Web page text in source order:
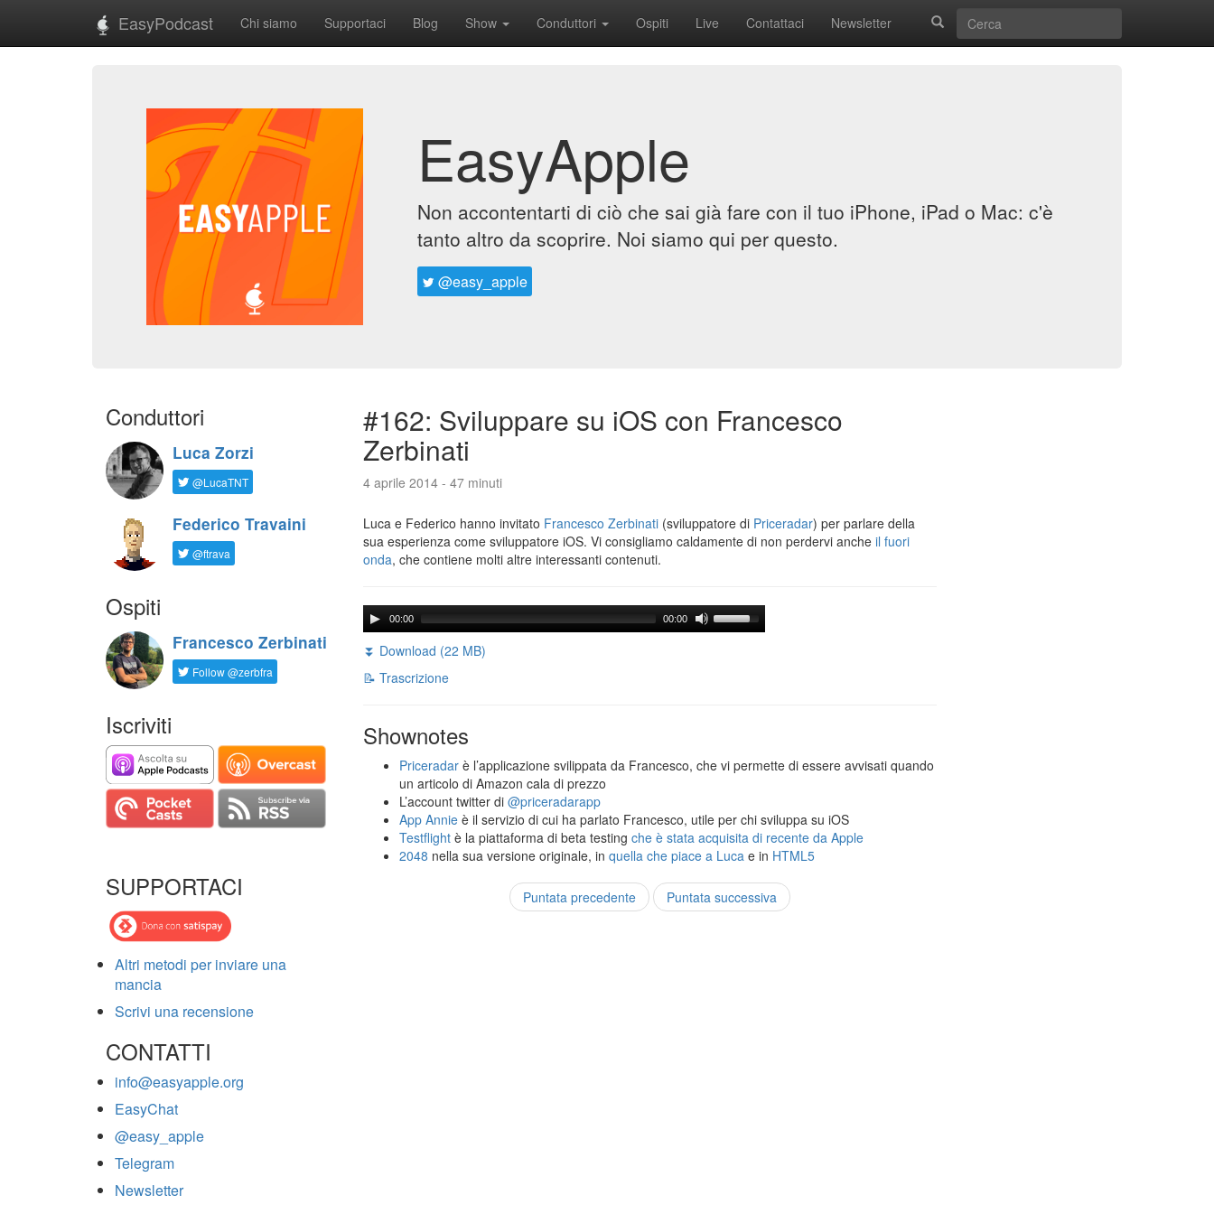
EasyPodcast Chi siamo Supportaci Blog Show Conduttori Ospiti Live Contattaci Newsletter
EasyApple
Non accontentarti di ciò che sai già fare con il tuo iPhone, iPad o Mac: c'è
tanto altro da scoprire. Noi siamo qui per questo.
@easy_apple
Conduttori
Luca Zorzi
@LucaTNT
Federico Travaini
@ftrava
Ospiti
Francesco Zerbinati
Follow @zerbfra
Iscriviti
SUPPORTACI
Altri metodi per inviare una
mancia
Scrivi una recensione
CONTATTI
info@easyapple.org
EasyChat
@easy_apple
Telegram
Newsletter
#162: Sviluppare su iOS con Francesco
Zerbinati
4 aprile 2014 - 47 minuti
Luca e Federico hanno invitato Francesco Zerbinati (sviluppatore di Priceradar) per parlare della
sua esperienza come sviluppatore iOS. Vi consigliamo caldamente di non perdervi anche il fuori
onda, che contiene molti altre interessanti contenuti.
00:00 00:00
⏬ Download (22 MB)
📝 Trascrizione
Shownotes
Priceradar è l’applicazione svilippata da Francesco, che vi permette di essere avvisati quando
un articolo di Amazon cala di prezzo
L’account twitter di @priceradarapp
App Annie è il servizio di cui ha parlato Francesco, utile per chi sviluppa su iOS
Testflight è la piattaforma di beta testing che è stata acquisita di recente da Apple
2048 nella sua versione originale, in quella che piace a Luca e in HTML5
Puntata precedente Puntata successiva